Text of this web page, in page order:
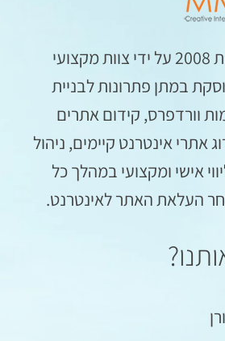
ממויז'ן הוקמה בשנת 2008 על ידי צוות מקצועי
במתן פתרונות לבניית
וורדפרס, קידום אתרים
אתרי אינטרנט קיימים, ניהול
אישי ומקצועי במהלך כל
העלאת האתר לאינטרנט.